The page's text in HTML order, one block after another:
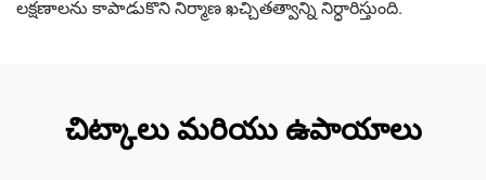
లక్షణాలను కాపాడుకొని నిర్మాణ ఖచ్చితత్వాన్ని నిర్ధారిస్తుంది.
చిట్కాలు మరియు ఉపాయాలు